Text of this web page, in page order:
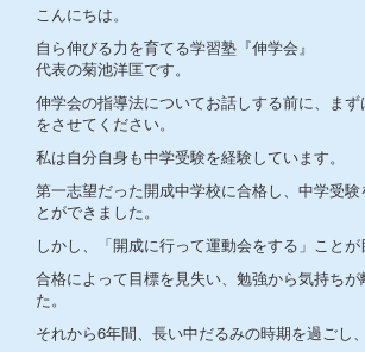
こんにちは。
自ら伸びる力を育てる学習塾『伸学会』
代表の菊池洋匡です。
伸学会の指導法についてお話しする前に、ま
をさせてください。
私は自分自身も中学受験を経験しています。
第一志望だった開成中学校に合格し、中学受験
とができました。
しかし、「開成に行って運動会をする」ことが
合格によって目標を見失い、勉強から気持ちが
た。
それから6年間、長い中だるみの時期を過ごし、